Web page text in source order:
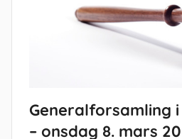
Generalforsamling
– onsdag 8. mars